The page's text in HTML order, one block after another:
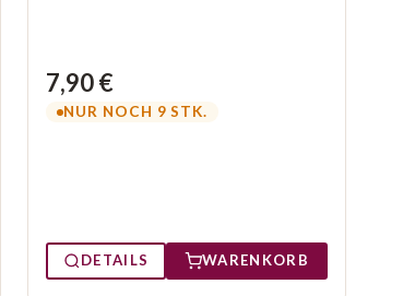
7,90 €
NUR NOCH 9 STK.
DETAILS WARENKORB